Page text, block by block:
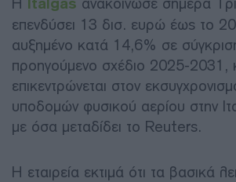
επενδύσει 13 δισ. ευρώ έως το
αυξημένο κατά 14,6% σε
προηγούμενο σχέδιο 2025-2031,
επικεντρώνεται στον
υποδομών φυσικού αερίου στην
με όσα μεταδίδει το Reuters.
Η εταιρεία εκτιμά ότι τα βασικά